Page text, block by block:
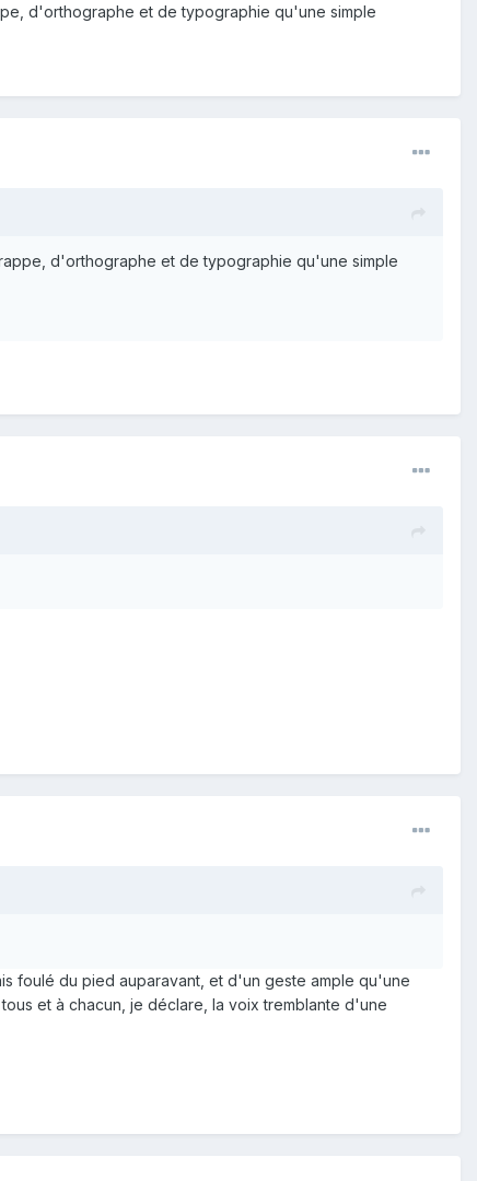
d'orthographe et de typographie qu'une simple
d'orthographe et de typographie qu'une simple
foulé du pied auparavant, et d'un geste ample qu'une
et à chacun, je déclare, la voix tremblante d'une